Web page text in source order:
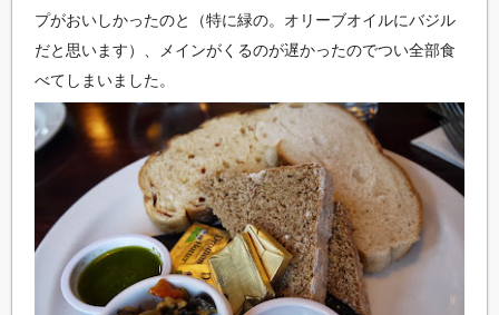
プがおいしかったのと（特に緑の。オリーブオイルにバジル
だと思います）、メインがくるのが遅かったのでつい全部食
べてしまいました。